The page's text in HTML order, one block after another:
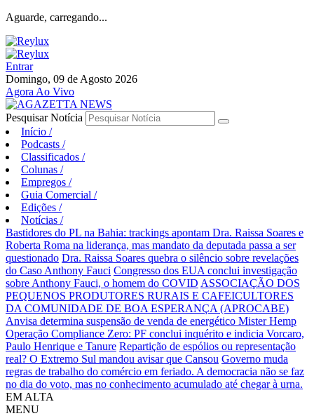
Aguarde, carregando...
Entrar
Domingo, 09 de Agosto 2026
Agora Ao Vivo
Pesquisar Notícia
Início /
Podcasts /
Classificados /
Colunas /
Empregos /
Guia Comercial /
Edições /
Notícias /
Bastidores do PL na Bahia: trackings apontam Dra. Raissa Soares e
Roberta Roma na liderança, mas mandato da deputada passa a ser
questionado Dra. Raissa Soares quebra o silêncio sobre revelações
do Caso Anthony Fauci Congresso dos EUA conclui investigação
sobre Anthony Fauci, o homem do COVID ASSOCIAÇÃO DOS
PEQUENOS PRODUTORES RURAIS E CAFEICULTORES
DA COMUNIDADE DE BOA ESPERANÇA (APROCABE)
Anvisa determina suspensão de venda de energético Mister Hemp
Operação Compliance Zero: PF conclui inquérito e indicia Vorcaro,
Paulo Henrique e Tanure Repartição de espólios ou representação
real? O Extremo Sul mandou avisar que Cansou Governo muda
regras de trabalho do comércio em feriado. A democracia não se faz
no dia do voto, mas no conhecimento acumulado até chegar à urna.
EM ALTA
MENU